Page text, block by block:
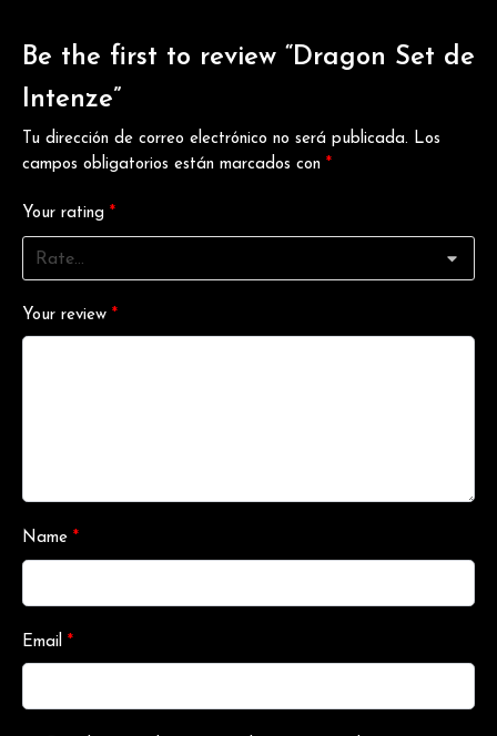
Be the first to review “Dragon Set de
Intenze”
Tu dirección de correo electrónico no será publicada. Los
campos obligatorios están marcados con *
Your rating *
Your review *
Name *
Email *